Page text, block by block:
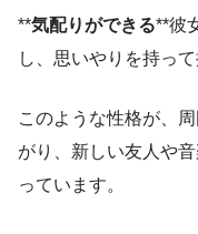
**気配りができる**彼
し、思いやりを持っ
このような性格が、
がり、新しい友人や
っています。